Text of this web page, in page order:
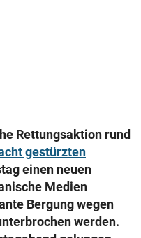
Rettungsaktion rund
gestürzten
einen neuen
Medien
Bergung wegen
werden.